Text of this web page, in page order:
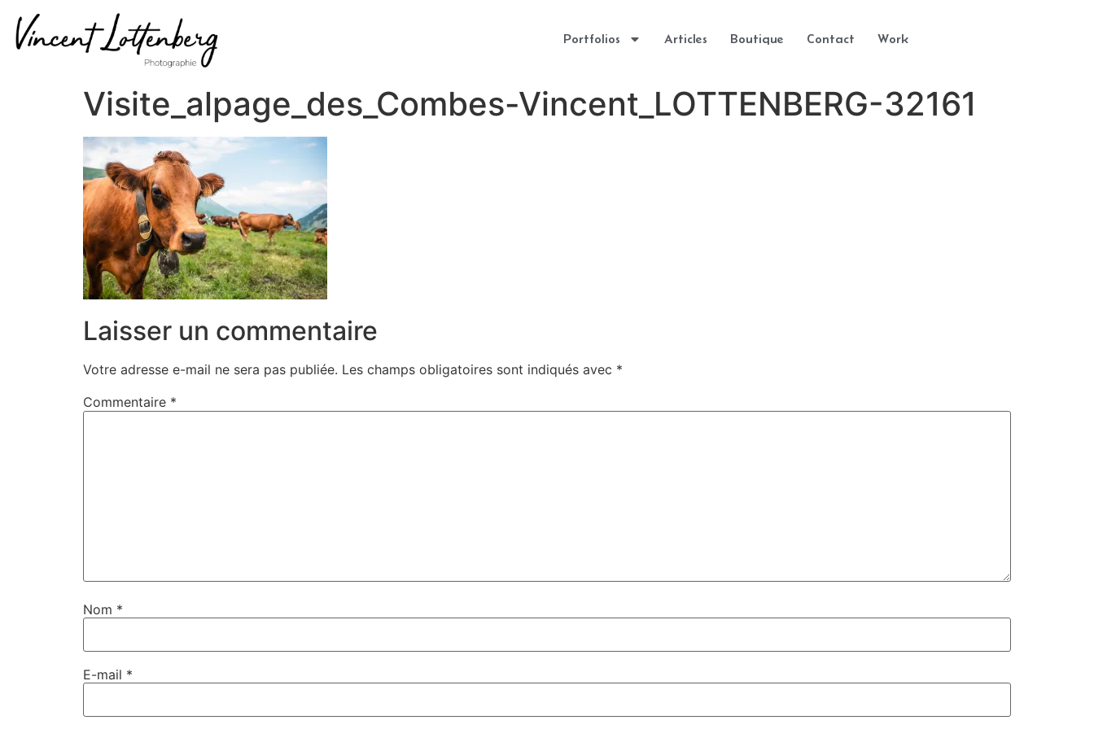
Portfolios Articles Boutique Contact Work
Visite_alpage_des_Combes-Vincent_LOTTENBERG-32161
Laisser un commentaire
Votre adresse e-mail ne sera pas publiée. Les champs obligatoires sont indiqués avec *
Commentaire *
Nom *
E-mail *